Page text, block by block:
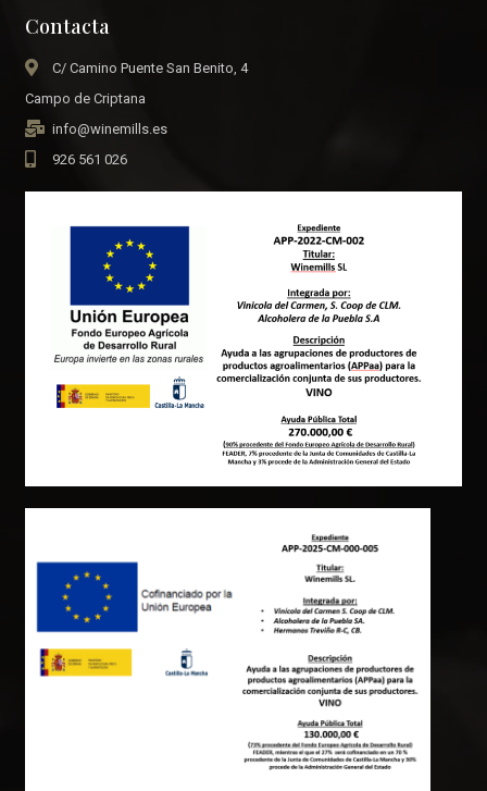
Contacta
C/ Camino Puente San Benito, 4
Campo de Criptana
info@winemills.es
926 561 026